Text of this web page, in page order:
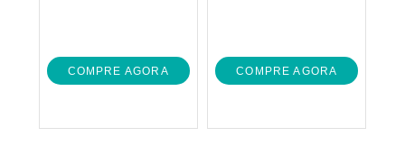
COMPRE AGORA COMPRE AGORA